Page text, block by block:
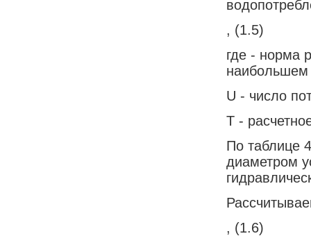
, (1.5)
где - норма
наибольшем
U - число
Т -
По таблице
диаметром
, (1.6)